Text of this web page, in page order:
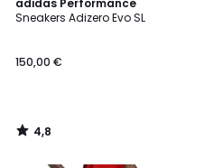
adidas Performance
Sneakers Adizero Evo SL
150,00 €
/ 5
4,8
/